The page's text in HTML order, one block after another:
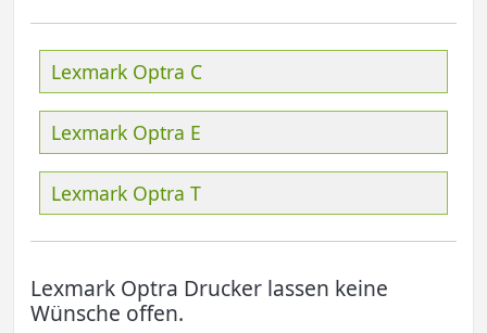
Lexmark Optra C
Lexmark Optra E
Lexmark Optra T
Lexmark Optra Drucker lassen keine
Wünsche offen.